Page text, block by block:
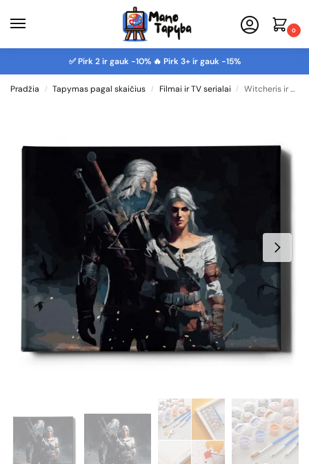
0
✅ Pirk 2 ir gauk -10% 🔥 Pirk 3+ ir gauk -15%
Pradžia / Tapymas pagal skaičius / Filmai ir TV serialai / Witcheris ir Ciri